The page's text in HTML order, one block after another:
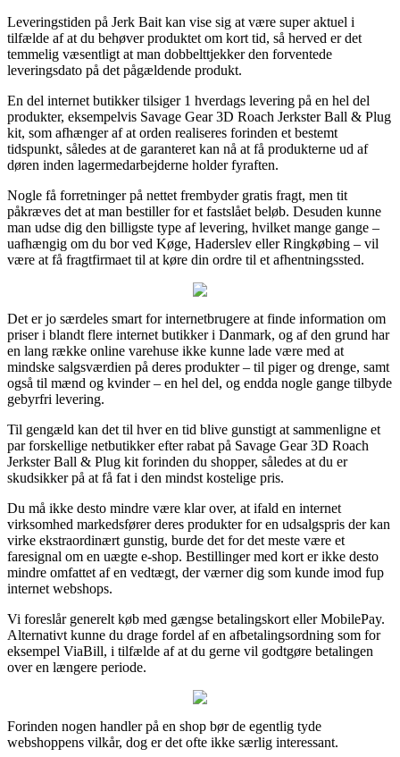
Leveringstiden på Jerk Bait kan vise sig at være super aktuel i
tilfælde af at du behøver produktet om kort tid, så herved er det
temmelig væsentligt at man dobbelttjekker den forventede
leveringsdato på det pågældende produkt.
En del internet butikker tilsiger 1 hverdags levering på en hel del
produkter, eksempelvis Savage Gear 3D Roach Jerkster Ball & Plug
kit, som afhænger af at orden realiseres forinden et bestemt
tidspunkt, således at de garanteret kan nå at få produkterne ud af
døren inden lagermedarbejderne holder fyraften.
Nogle få forretninger på nettet frembyder gratis fragt, men tit
påkræves det at man bestiller for et fastslået beløb. Desuden kunne
man udse dig den billigste type af levering, hvilket mange gange –
uafhængig om du bor ved Køge, Haderslev eller Ringkøbing – vil
være at få fragtfirmaet til at køre din ordre til et afhentningssted.
Det er jo særdeles smart for internetbrugere at finde information om
priser i blandt flere internet butikker i Danmark, og af den grund har
en lang række online varehuse ikke kunne lade være med at
mindske salgsværdien på deres produkter – til piger og drenge, samt
også til mænd og kvinder – en hel del, og endda nogle gange tilbyde
gebyrfri levering.
Til gengæld kan det til hver en tid blive gunstigt at sammenligne et
par forskellige netbutikker efter rabat på Savage Gear 3D Roach
Jerkster Ball & Plug kit forinden du shopper, således at du er
skudsikker på at få fat i den mindst kostelige pris.
Du må ikke desto mindre være klar over, at ifald en internet
virksomhed markedsfører deres produkter for en udsalgspris der kan
virke ekstraordinært gunstig, burde det for det meste være et
faresignal om en uægte e-shop. Bestillinger med kort er ikke desto
mindre omfattet af en vedtægt, der værner dig som kunde imod fup
internet webshops.
Vi foreslår generelt køb med gængse betalingskort eller MobilePay.
Alternativt kunne du drage fordel af en afbetalingsordning som for
eksempel ViaBill, i tilfælde af at du gerne vil godtgøre betalingen
over en længere periode.
Forinden nogen handler på en shop bør de egentlig tyde
webshoppens vilkår, dog er det ofte ikke særlig interessant.